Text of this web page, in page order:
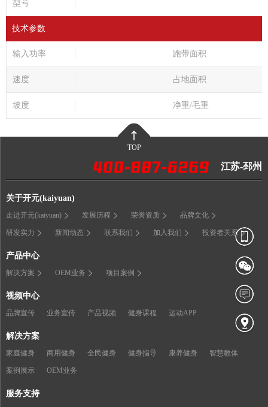
型号
技术参数
输入功率 跑带面积
速度 占地面积
坡度 净重/毛重
TOP
江苏-邳州
关于开元(kaiyuan)
走进开元(kaiyuan) 发展历程 荣誉资质 品牌文化
研发实力 新闻动态 联系我们 加入我们 投资者关系
产品中心
解决方案 OEM业务 项目案例
视频中心
品牌宣传 业务宣传 产品视频 健身课程 运动APP
解决方案
家庭健身 商用健身 全民健身 健身指导 康养健身 智慧教体
案例展示 OEM业务
服务支持